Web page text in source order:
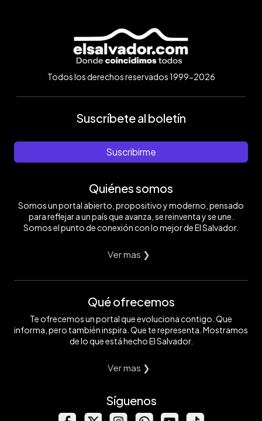
Todos los derechos reservados 1999-2026
Suscríbete al boletín
Suscribirme
Quiénes somos
Somos un portal abierto, propositivo y moderno, pensado
para reflejar a un país que avanza, se reinventa y se une.
Somos el punto de conexión con lo mejor de El Salvador.
Ver mas ❯
Qué ofrecemos
Te ofrecemos un portal que evoluciona contigo. Que
informa, pero también inspira. Que te representa. Mostramos
de lo que está hecho El Salvador.
Ver mas ❯
Síguenos